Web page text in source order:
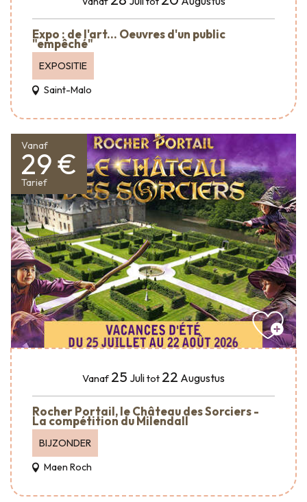
Expo : de l'art... Oeuvres d'un public
"empêché"
EXPOSITIE
Saint-Malo
Vanaf
29 €
Tarief
Vanaf 25 Julitot 22 Augustus
Rocher Portail, le Château des Sorciers -
La compétition du Milendall
BIJZONDER
Maen Roch